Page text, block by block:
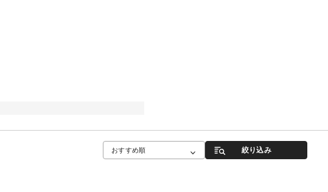
おすすめ順 絞り込み